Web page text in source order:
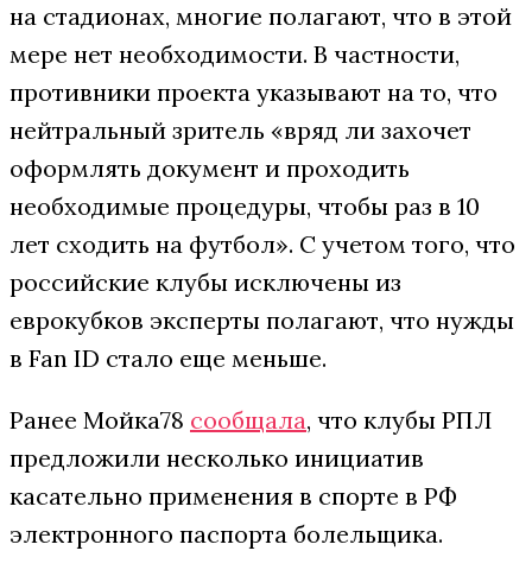
на стадионах, многие полагают, что в этой
мере нет необходимости. В частности,
противники проекта указывают на то, что
нейтральный зритель «вряд ли захочет
оформлять документ и проходить
необходимые процедуры, чтобы раз в 10
лет сходить на футбол». С учетом того, что
российские клубы исключены из
еврокубков эксперты полагают, что нужды
в Fan ID стало еще меньше.
Ранее Мойка78 сообщала, что клубы РПЛ
предложили несколько инициатив
касательно применения в спорте в РФ
электронного паспорта болельщика.